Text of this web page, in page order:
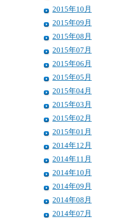
2015年10月
2015年09月
2015年08月
2015年07月
2015年06月
2015年05月
2015年04月
2015年03月
2015年02月
2015年01月
2014年12月
2014年11月
2014年10月
2014年09月
2014年08月
2014年07月